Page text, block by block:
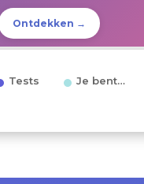
Ontdekken →
Tests Je bent…